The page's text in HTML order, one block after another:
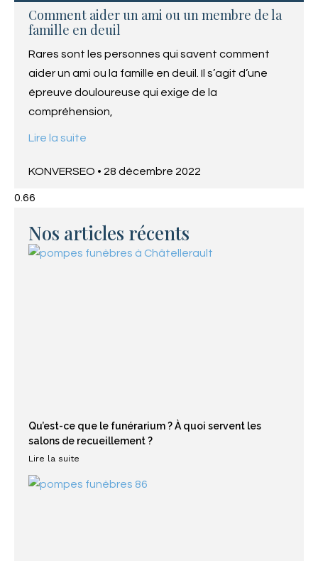
Nos articles récents
Qu’est-ce que le funérarium ? À quoi servent les
salons de recueillement ?
Lire la suite
Comment aider un ami ou un membre de la
famille en deuil
Rares sont les personnes qui savent comment
aider un ami ou la famille en deuil. Il s’agit d’une
épreuve douloureuse qui exige de la
compréhension,
Lire la suite
KONVERSEO 28 décembre 2022